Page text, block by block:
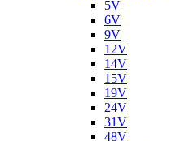
5V
6V
9V
12V
14V
15V
19V
24V
31V
48V